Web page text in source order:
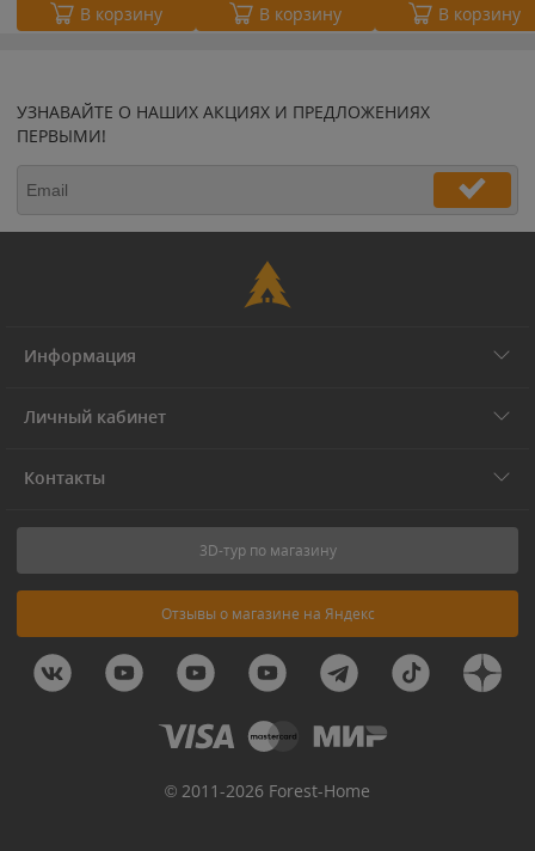
В корзину В корзину В корзину
УЗНАВАЙТЕ О НАШИХ АКЦИЯХ И ПРЕДЛОЖЕНИЯХ
ПЕРВЫМИ!
Информация
Личный кабинет
Контакты
3D-тур по магазину
Отзывы о магазине на Яндекс
© 2011-2026 Forest-Home